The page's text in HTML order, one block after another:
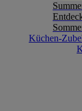
Küchen-